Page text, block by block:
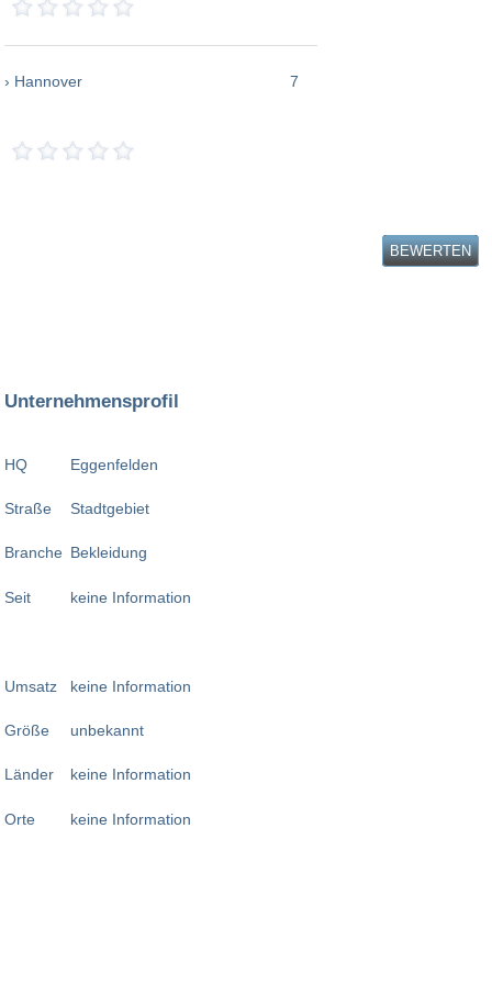
› Hannover 7
BEWERTEN
Unternehmensprofil
HQ
Straße
Branche
Seit
Umsatz
Größe
Länder
Orte
Eggenfelden
Stadtgebiet
Bekleidung
keine Information
keine Information
unbekannt
keine Information
keine Information